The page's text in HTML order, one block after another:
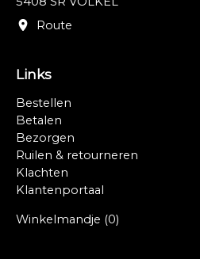
Route
Links
Bestellen
Betalen
Bezorgen
Ruilen & retourneren
Klachten
Klantenportaal
Winkelmandje (0)